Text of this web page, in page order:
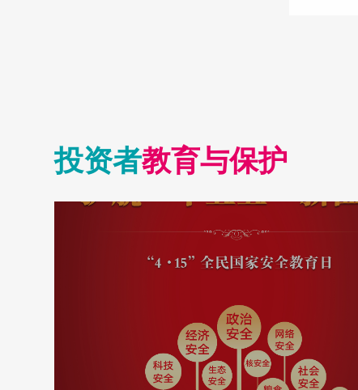
投资者教育与保护